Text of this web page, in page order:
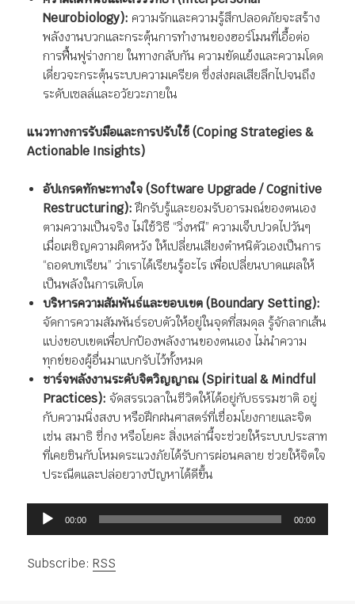
Neurobiology): ความรักและความรู้สึกปลอดภัยจะสร้าง
พลังงานบวกและกระตุ้นการทำงานของฮอร์โมนที่เอื้อต่อ
การฟื้นฟูร่างกาย ในทางกลับกัน ความขัดแย้งและความโดด
เดี่ยวจะกระตุ้นระบบความเครียด ซึ่งส่งผลเสียลึกไปจนถึง
ระดับเซลล์และอวัยวะภายใน
แนวทางการรับมือและการปรับใช้ (Coping Strategies &
Actionable Insights)
อัปเกรดทักษะทางใจ (Software Upgrade / Cognitive
Restructuring): ฝึกรับรู้และยอมรับอารมณ์ของตนเอง
ตามความเป็นจริง ไม่ใช้วิธี “วิ่งหนี” ความเจ็บปวดไปวันๆ
เมื่อเผชิญความผิดหวัง ให้เปลี่ยนเสียงตำหนิตัวเองเป็นการ
“ถอดบทเรียน” ว่าเราได้เรียนรู้อะไร เพื่อเปลี่ยนบาดแผลให้
เป็นพลังในการเติบโต
บริหารความสัมพันธ์และขอบเขต (Boundary Setting):
จัดการความสัมพันธ์รอบตัวให้อยู่ในจุดที่สมดุล รู้จักลากเส้น
แบ่งขอบเขตเพื่อปกป้องพลังงานของตนเอง ไม่นำความ
ทุกข์ของผู้อื่นมาแบกรับไว้ทั้งหมด
ชาร์จพลังงานระดับจิตวิญญาณ (Spiritual & Mindful
Practices): จัดสรรเวลาในชีวิตให้ได้อยู่กับธรรมชาติ อยู่
กับความนิ่งสงบ หรือฝึกฝนศาสตร์ที่เชื่อมโยงกายและจิต
เช่น สมาธิ ชี่กง หรือโยคะ สิ่งเหล่านี้จะช่วยให้ระบบประสาท
ที่เคยชินกับโหมดระแวงภัยได้รับการผ่อนคลาย ช่วยให้จิตใจ
ประณีตและปล่อยวางปัญหาได้ดีขึ้น
เสียง
00:00 00:00
Subscribe: RSS